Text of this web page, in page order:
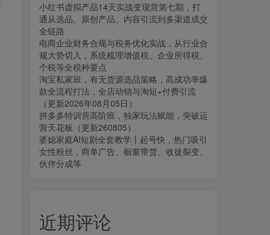
小红书虚拟产品14天实战变现营第七期，打
通从选品、原创产品、内容引流到多渠道成交
全链路
电商企业财务合规与税务优化实战，从行业合
规大势切入，系统梳理增值税、企业所得税、
个税等全税种要点
淘宝私家班，有无货源选品策略，高成功率爆
款全流程打法，全店动销与淘短+付费引流
（更新2026年08月05日）
拼多多特训营高阶班，独家玩法赋能，突破运
营天花板（更新260805）
婆媳家庭AI短剧全套教学丨起号快，热门吸引
女性粉丝，商单广告、橱窗带货、收徒裂变、
伙伴分成等
近期评论